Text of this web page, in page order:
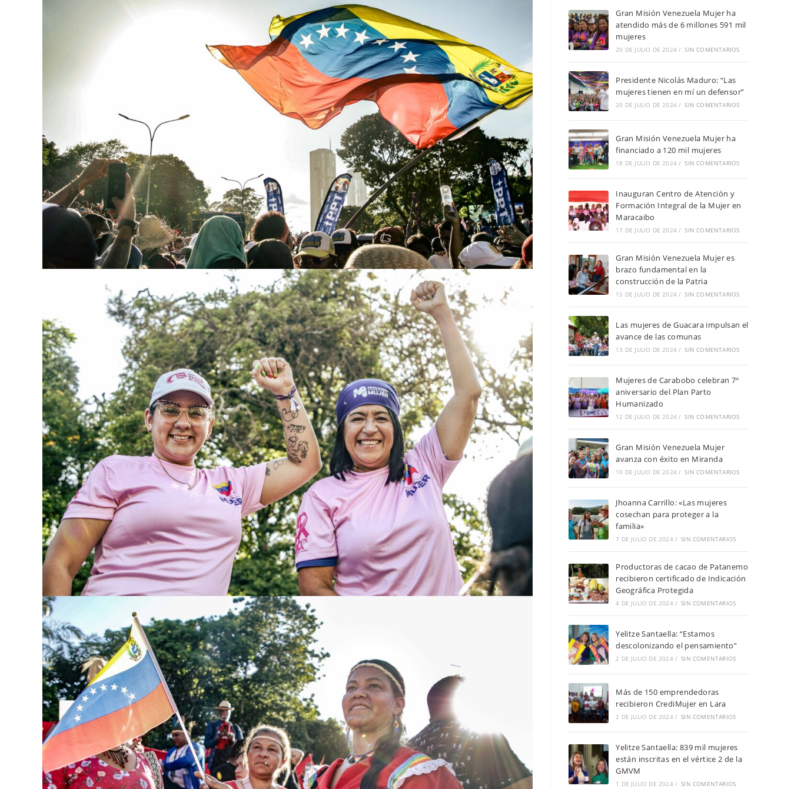
Gran Misión Venezuela Mujer ha
atendido más de 6 millones 591 mil
mujeres
20 DE JULIO DE 2024 / SIN COMENTARIOS
Presidente Nicolás Maduro: “Las
mujeres tienen en mí un defensor”
20 DE JULIO DE 2024 / SIN COMENTARIOS
Gran Misión Venezuela Mujer ha
financiado a 120 mil mujeres
18 DE JULIO DE 2024 / SIN COMENTARIOS
Inauguran Centro de Atención y
Formación Integral de la Mujer en
Maracaibo
17 DE JULIO DE 2024 / SIN COMENTARIOS
Gran Misión Venezuela Mujer es
brazo fundamental en la
construcción de la Patria
15 DE JULIO DE 2024 / SIN COMENTARIOS
Las mujeres de Guacara impulsan el
avance de las comunas
13 DE JULIO DE 2024 / SIN COMENTARIOS
Mujeres de Carabobo celebran 7°
aniversario del Plan Parto
Humanizado
12 DE JULIO DE 2024 / SIN COMENTARIOS
Gran Misión Venezuela Mujer
avanza con éxito en Miranda
10 DE JULIO DE 2024 / SIN COMENTARIOS
Jhoanna Carrillo: «Las mujeres
cosechan para proteger a la
familia»
7 DE JULIO DE 2024 / SIN COMENTARIOS
Productoras de cacao de Patanemo
recibieron certificado de Indicación
Geográfica Protegida
4 DE JULIO DE 2024 / SIN COMENTARIOS
Yelitze Santaella: “Estamos
descolonizando el pensamiento”
2 DE JULIO DE 2024 / SIN COMENTARIOS
Más de 150 emprendedoras
recibieron CrediMujer en Lara
2 DE JULIO DE 2024 / SIN COMENTARIOS
Yelitze Santaella: 839 mil mujeres
están inscritas en el vértice 2 de la
GMVM
1 DE JULIO DE 2024 / SIN COMENTARIOS